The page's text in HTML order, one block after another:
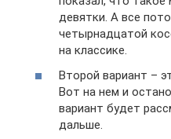
девятки. А все
четырнадцатой
на классике.
Второй вариант –
Вот на нем и
вариант будет
дальше.